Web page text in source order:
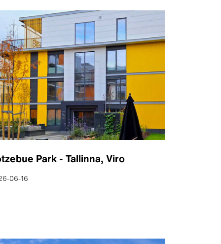
Park - Tallinna, Viro
06-16